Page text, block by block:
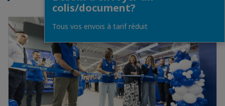
colis/document?
Tous vos envois à tarif réduit